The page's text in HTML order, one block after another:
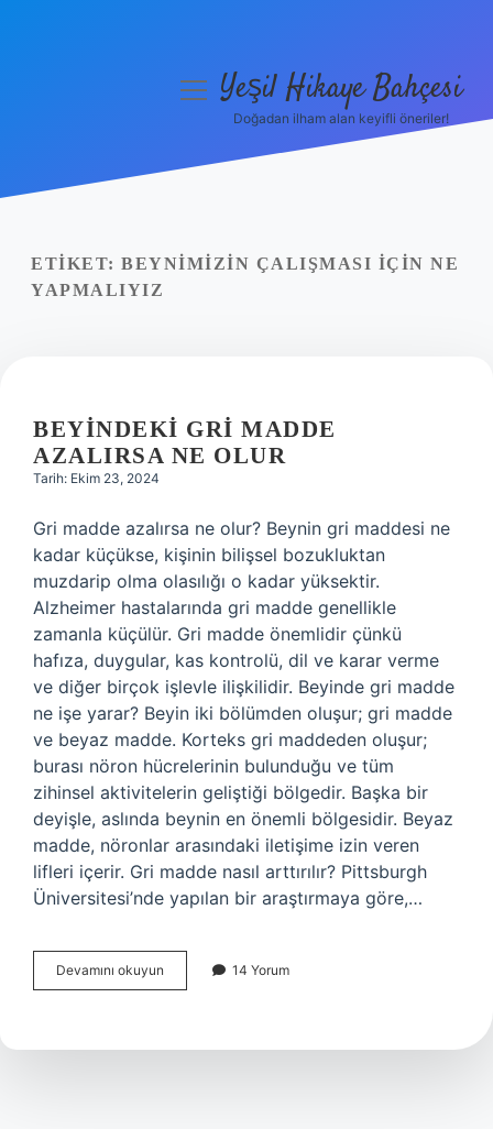
Yasal Uyarı
menüyüYeşil Hikaye Bahçesi
Doğadan ilham alan keyifli öneriler!
ETIKET: BEYNIMIZIN ÇALIŞMASI IÇIN NE
YAPMALIYIZ
BEYINDEKI GRI MADDE
AZALIRSA NE OLUR
Tarih: Ekim 23, 2024
Gri madde azalırsa ne olur? Beynin gri maddesi ne
kadar küçükse, kişinin bilişsel bozukluktan
muzdarip olma olasılığı o kadar yüksektir.
Alzheimer hastalarında gri madde genellikle
zamanla küçülür. Gri madde önemlidir çünkü
hafıza, duygular, kas kontrolü, dil ve karar verme
ve diğer birçok işlevle ilişkilidir. Beyinde gri madde
ne işe yarar? Beyin iki bölümden oluşur; gri madde
ve beyaz madde. Korteks gri maddeden oluşur;
burası nöron hücrelerinin bulunduğu ve tüm
zihinsel aktivitelerin geliştiği bölgedir. Başka bir
deyişle, aslında beynin en önemli bölgesidir. Beyaz
madde, nöronlar arasındaki iletişime izin veren
lifleri içerir. Gri madde nasıl arttırılır? Pittsburgh
Üniversitesi’nde yapılan bir araştırmaya göre,…
Devamını okuyun Beyindeki
Gri
Ne
14 Yorum